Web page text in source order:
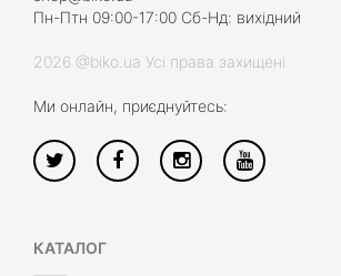
Пн-Птн 09:00-17:00 Сб-Нд: вихідний
2026 @biko.ua Усі права захищені
Ми онлайн, приєднуйтесь:
КАТАЛОГ